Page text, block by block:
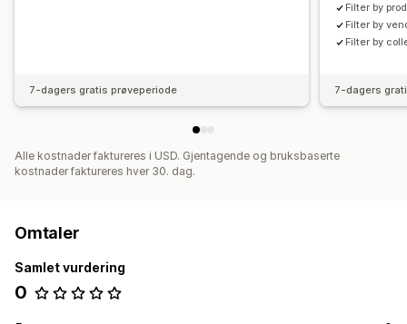
7-dagers gratis prøveperiode
Filter by
Filter by
Filter by
7-dagers
Alle kostnader faktureres i USD. Gjentagende og bruksbaserte
kostnader faktureres hver 30. dag.
Omtaler
Samlet vurdering
0